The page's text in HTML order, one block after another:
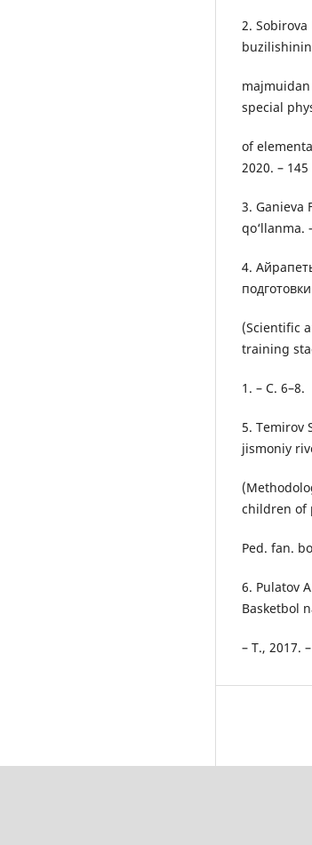
2.
special
of
2020. – 145
3. Ganieva
qo‘llanma.
4.
(Scientific
training
1. – С. 6–8.
5. Temirov
jismoniy
children of
Ped. fan.
6. Pulatov
Basketbol
– T., 2017.